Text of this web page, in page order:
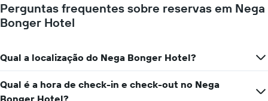
um
quarto
numa
quarto
a
cada
da
gráfico
Perguntas frequentes sobre reservas em Nega
Bonger Hotel
Qual a localização do Nega Bonger Hotel?
Qual é a hora de check-in e check-out no Nega
Bonger Hotel?